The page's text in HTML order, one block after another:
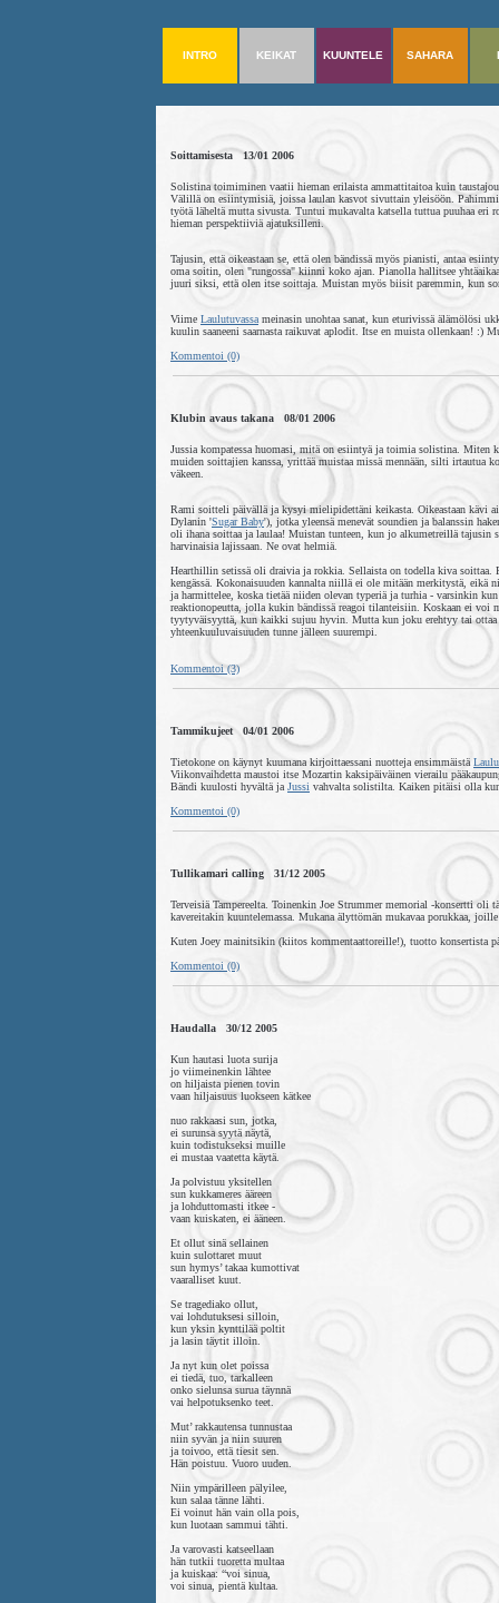
INTRO KEIKAT KUUNTELE SAHARA
Soittamisesta 13/01 2006
Solistina toimiminen vaatii hieman erilaista ammattitaitoa kuin
Välillä on esiintymisiä, joissa laulan kasvot sivuttain yleisöön.
työtä läheltä mutta sivusta. Tuntui mukavalta katsella tuttua puuhaa
hieman perspektiiviä ajatuksilleni.
Tajusin, että oikeastaan se, että olen bändissä myös pianisti, antaa
oma soitin, olen "rungossa" kiinni koko ajan. Pianolla hallitsee
juuri siksi, että olen itse soittaja. Muistan myös biisit paremmin, kun
Viime Laulutuvassa meinasin unohtaa sanat, kun eturivissä älämölösi
kuulin saaneeni saarnasta raikuvat aplodit. Itse en muista ollenkaan! :)
Kommentoi (0)
Klubin avaus takana 08/01 2006
Jussia kompatessa huomasi, mitä on esiintyä ja toimia solistina. Miten
muiden soittajien kanssa, yrittää muistaa missä mennään, silti irtautua
väkeen.
Rami soitteli päivällä ja kysyi mielipidettäni keikasta. Oikeastaan kävi
Dylanin 'Sugar Baby'), jotka yleensä menevät soundien ja balanssin
oli ihana soittaa ja laulaa! Muistan tunteen, kun jo alkumetreillä tajusin
harvinaisia lajissaan. Ne ovat helmiä.
Hearthillin setissä oli draivia ja rokkia. Sellaista on todella kiva soittaa.
kengässä. Kokonaisuuden kannalta niillä ei ole mitään merkitystä,
ja harmittelee, koska tietää niiden olevan typeriä ja turhia - varsinkin
reaktionopeutta, jolla kukin bändissä reagoi tilanteisiin. Koskaan ei
tyytyväisyyttä, kun kaikki sujuu hyvin. Mutta kun joku erehtyy tai
yhteenkuuluvaisuuden tunne jälleen suurempi.
Kommentoi (3)
Tammikujeet 04/01 2006
Tietokone on käynyt kuumana kirjoittaessani nuotteja ensimmäistä
Viikonvaihdetta maustoi itse Mozartin kaksipäiväinen vierailu
Bändi kuulosti hyvältä ja Jussi vahvalta solistilta. Kaiken pitäisi olla
Kommentoi (0)
Tullikamari calling 31/12 2005
Terveisiä Tampereelta. Toinenkin Joe Strummer memorial -konsertti oli
kavereitakin kuuntelemassa. Mukana älyttömän mukavaa porukkaa,
Kuten Joey mainitsikin (kiitos kommentaattoreille!), tuotto konsertista
Kommentoi (0)
Haudalla 30/12 2005
Kun hautasi luota surija
jo viimeinenkin lähtee
on hiljaista pienen tovin
vaan hiljaisuus luokseen kätkee
nuo rakkaasi sun, jotka,
ei surunsa syytä näytä,
kuin todistukseksi muille
ei mustaa vaatetta käytä.
Ja polvistuu yksitellen
sun kukkameres ääreen
ja lohduttomasti itkee -
vaan kuiskaten, ei ääneen.
Et ollut sinä sellainen
kuin sulottaret muut
sun hymys’ takaa kumottivat
vaaralliset kuut.
Se tragediako ollut,
vai lohdutuksesi silloin,
kun yksin kynttilää poltit
ja lasin täytit illoin.
Ja nyt kun olet poissa
ei tiedä, tuo, tarkalleen
onko sielunsa surua täynnä
vai helpotuksenko teet.
Mut’ rakkautensa tunnustaa
niin syvän ja niin suuren
ja toivoo, että tiesit sen.
Hän poistuu. Vuoro uuden.
Niin ympärilleen pälyilee,
kun salaa tänne lähti.
Ei voinut hän vain olla pois,
kun luotaan sammui tähti.
Ja varovasti katseellaan
hän tutkii tuoretta multaa
ja kuiskaa: “voi sinua,
voi sinua, pientä kultaa.